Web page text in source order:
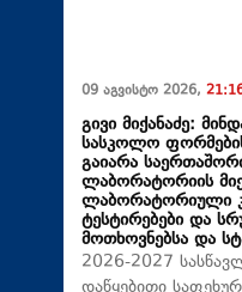
09 აგვისტო 2026,
გივი მიქანაძე:
სასკოლო
გაიარა
ლაბორატორიის
ლაბორატორიული
ტესტირებები და
მოთხოვნებსა და
2026-2027